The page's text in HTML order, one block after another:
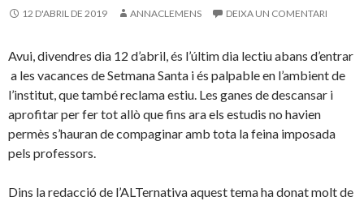
12 D'ABRIL DE 2019 ANNACLEMENS DEIXA UN COMENTARI
Avui, divendres dia 12 d’abril, és l’últim dia lectiu abans d’entrar
a les vacances de Setmana Santa i és palpable en l’ambient de
l’institut, que també reclama estiu. Les ganes de descansar i
aprofitar per fer tot allò que fins ara els estudis no havien
permès s’hauran de compaginar amb tota la feina imposada
pels professors.
Dins la redacció de l’ALTernativa aquest tema ha donat molt de